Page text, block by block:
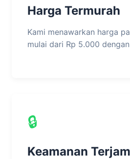
Harga Termurah
Kami menawarkan harga
mulai dari Rp 5.000
🔒
Keamanan